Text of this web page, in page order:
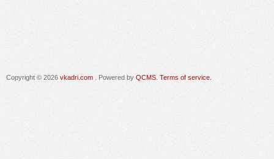
Copyright © 2026 vkadri.com . Powered by QCMS Terms of service.